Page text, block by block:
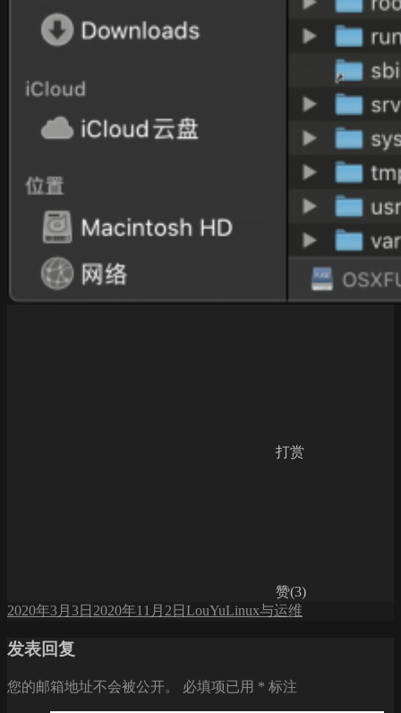
打赏
赞(3)
发
于
2020年3月3日 2020年11月2日 作
LouYu分
Linux与运维
发表回复
您的邮箱地址不会被公开。 必填项已用 * 标注